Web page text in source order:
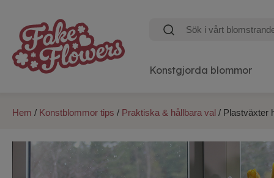
Konstgjorda blommor
Hem / Konstblommor tips / Praktiska & hållbara val / Plastväxter